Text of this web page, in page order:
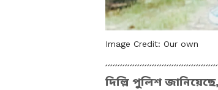
Image Credit: Our own
দিল্লি পুলিশ